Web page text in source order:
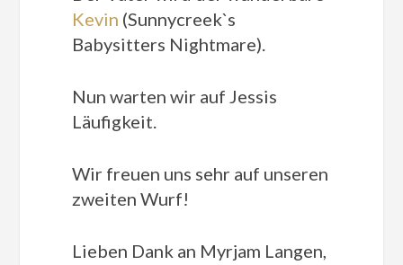
Kevin (Sunnycreek`s
Babysitters Nightmare).
Nun warten wir auf Jessis
Läufigkeit.
Wir freuen uns sehr auf unseren
zweiten Wurf!
Lieben Dank an Myrjam Langen,